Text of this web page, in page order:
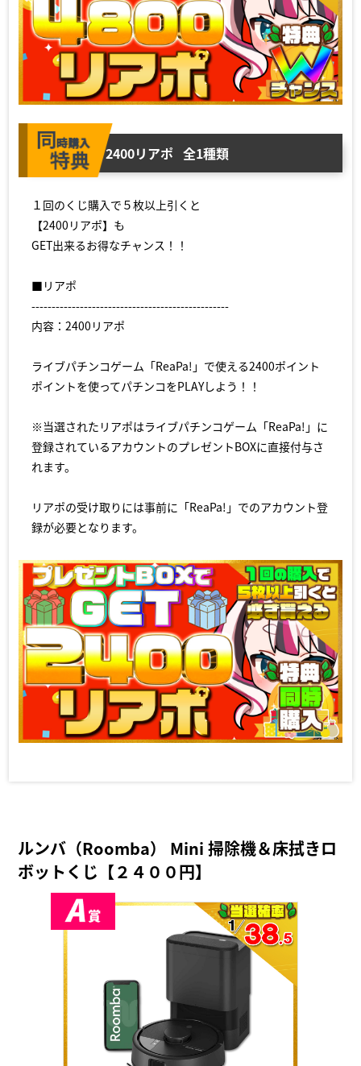
2400リアポ 全1種類
１回のくじ購入で５枚以上引くと
【2400リアポ】も
GET出来るお得なチャンス！！
■リアポ
-------------------------------------------------
内容：2400リアポ
ライブパチンコゲーム「ReaPa!」で使える2400ポイント
ポイントを使ってパチンコをPLAYしよう！！
※当選されたリアポはライブパチンコゲーム「ReaPa!」に
登録されているアカウントのプレゼントBOXに直接付与さ
れます。
リアポの受け取りには事前に「ReaPa!」でのアカウント登
録が必要となります。
ルンバ（Roomba） Mini 掃除機＆床拭きロ
ボットくじ【２４００円】